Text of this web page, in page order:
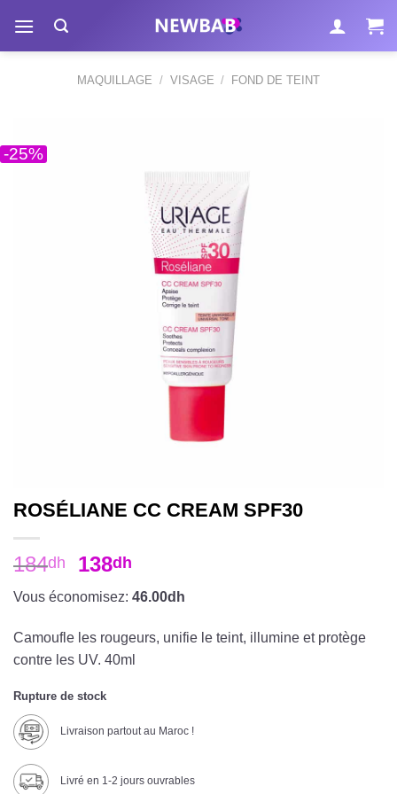
contenu
MAQUILLAGE / VISAGE / FOND DE TEINT
-25%
ROSÉLIANE CC CREAM SPF30
184dh 138dh
Vous économisez: 46.00dh
Camoufle les rougeurs, unifie le teint, illumine et protège
contre les UV. 40ml
Rupture de stock
Livraison partout au Maroc !
Livré en 1-2 jours ouvrables